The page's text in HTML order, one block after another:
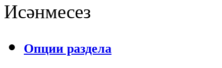
Исәнмесез
Опции раздела